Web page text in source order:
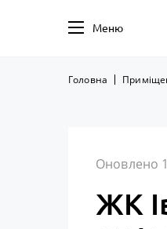
Меню
Головна
Оновлено
ЖК